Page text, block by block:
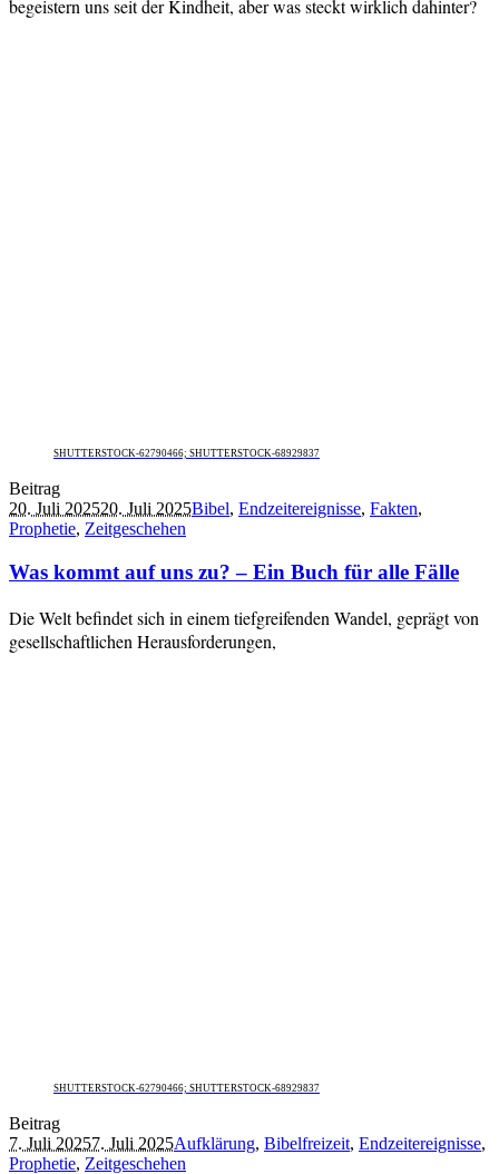
begeistern uns seit der Kindheit, aber was steckt wirklich dahinter?
SHUTTERSTOCK-62790466; SHUTTERSTOCK-68929837
Beitrag
20. Juli 202520. Juli 2025Bibel, Endzeitereignisse, Fakten,
Prophetie, Zeitgeschehen
Was kommt auf uns zu? – Ein Buch für alle Fälle
Die Welt befindet sich in einem tiefgreifenden Wandel, geprägt von
gesellschaftlichen Herausforderungen,
SHUTTERSTOCK-62790466; SHUTTERSTOCK-68929837
Beitrag
7. Juli 20257. Juli 2025Aufklärung, Bibelfreizeit, Endzeitereignisse,
Prophetie, Zeitgeschehen